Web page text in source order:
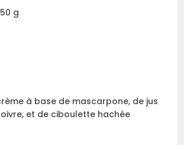
g
à base de mascarpone, de jus
et de ciboulette hachée